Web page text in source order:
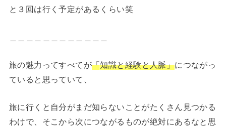
と３回は行く予定があるくらい笑
旅の魅力ってすべてが「知識と経験と人脈」につながっ
ていると思っていて、
旅に行くと自分がまだ知らないことがたくさん見つかる
わけで、そこから次につながるものが絶対にあるなと思